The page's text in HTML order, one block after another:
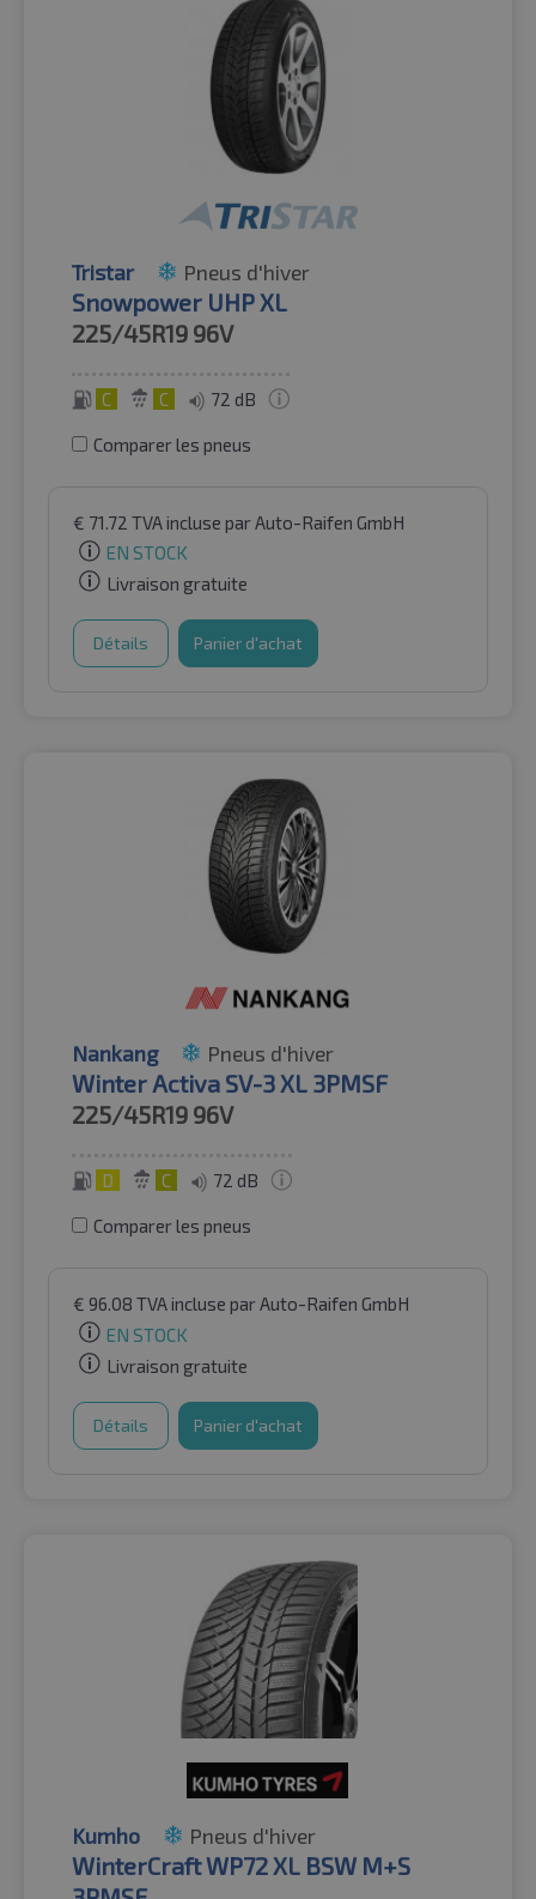
Tristar Pneus d'hiver
Snowpower UHP XL
225/45R19 96V
C C 72 dB
Comparer les pneus
€ 71.72 TVA incluse par Auto-Raifen GmbH
EN STOCK
Livraison gratuite
Détails Panier d'achat
Nankang Pneus d'hiver
Winter Activa SV-3 XL 3PMSF
225/45R19 96V
D C 72 dB
Comparer les pneus
€ 96.08 TVA incluse par Auto-Raifen GmbH
EN STOCK
Livraison gratuite
Détails Panier d'achat
Kumho Pneus d'hiver
WinterCraft WP72 XL BSW M+S